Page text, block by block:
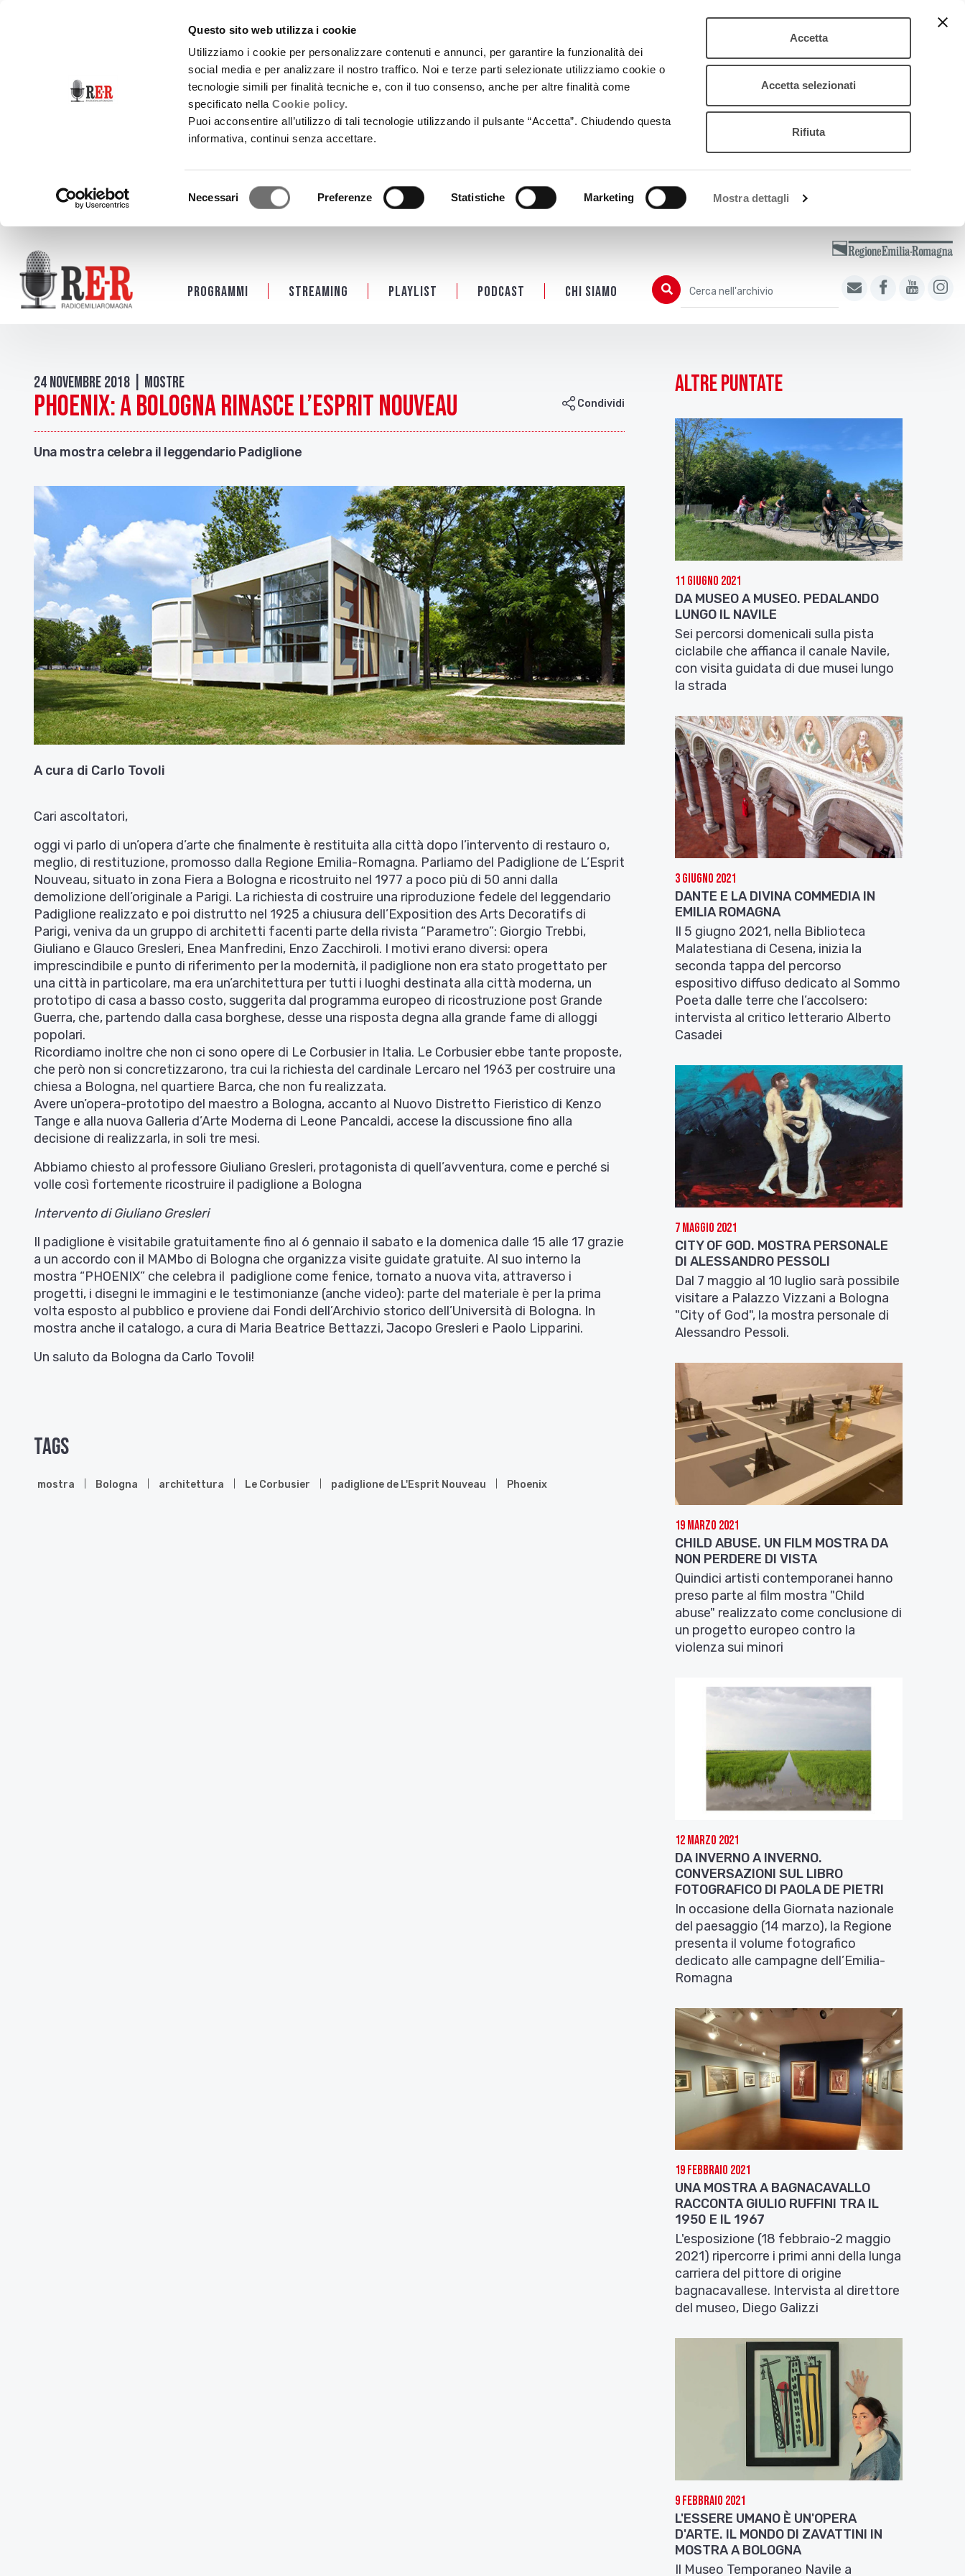
Questo sito web utilizza i cookie
Utilizziamo i cookie per personalizzare contenuti e annunci, per garantire la funzionalità dei
social media e per analizzare il nostro traffico. Noi e terze parti selezionate utilizziamo cookie o
tecnologie simili per finalità tecniche e, con il tuo consenso, anche per altre finalità come
specificato nellaCookie policy.
Puoi acconsentire all’utilizzo di tali tecnologie utilizzando il pulsante “Accetta”. Chiudendo questa
informativa, continui senza accettare.
Necessari Preferenze Statistiche Marketing Mostra dettagli
Accetta
Accetta selezionati
Rifiuta
Programmi Streaming Playlist PODCAST Chi siamo Cerca
Cerca nell'archivio
24 Novembre 2018 | Mostre
PHOENIX: a Bologna rinasce L’Esprit Nouveau Condividi
Una mostra celebra il leggendario Padiglione
A cura di Carlo Tovoli
Cari ascoltatori,
oggi vi parlo di un’opera d’arte che finalmente è restituita alla città dopo l’intervento di restauro o,
meglio, di restituzione, promosso dalla Regione Emilia-Romagna. Parliamo del Padiglione de L’Esprit
Nouveau, situato in zona Fiera a Bologna e ricostruito nel 1977 a poco più di 50 anni dalla
demolizione dell’originale a Parigi. La richiesta di costruire una riproduzione fedele del leggendario
Padiglione realizzato e poi distrutto nel 1925 a chiusura dell’Exposition des Arts Decoratifs di
Parigi, veniva da un gruppo di architetti facenti parte della rivista “Parametro”: Giorgio Trebbi,
Giuliano e Glauco Gresleri, Enea Manfredini, Enzo Zacchiroli. I motivi erano diversi: opera
imprescindibile e punto di riferimento per la modernità, il padiglione non era stato progettato per
una città in particolare, ma era un’architettura per tutti i luoghi destinata alla città moderna, un
prototipo di casa a basso costo, suggerita dal programma europeo di ricostruzione post Grande
Guerra, che, partendo dalla casa borghese, desse una risposta degna alla grande fame di alloggi
popolari.
Ricordiamo inoltre che non ci sono opere di Le Corbusier in Italia. Le Corbusier ebbe tante proposte,
che però non si concretizzarono, tra cui la richiesta del cardinale Lercaro nel 1963 per costruire una
chiesa a Bologna, nel quartiere Barca, che non fu realizzata.
Avere un’opera-prototipo del maestro a Bologna, accanto al Nuovo Distretto Fieristico di Kenzo
Tange e alla nuova Galleria d’Arte Moderna di Leone Pancaldi, accese la discussione fino alla
decisione di realizzarla, in soli tre mesi.
Abbiamo chiesto al professore Giuliano Gresleri, protagonista di quell’avventura, come e perché si
volle così fortemente ricostruire il padiglione a Bologna
Intervento di Giuliano Gresleri
Il padiglione è visitabile gratuitamente fino al 6 gennaio il sabato e la domenica dalle 15 alle 17 grazie
a un accordo con il MAMbo di Bologna che organizza visite guidate gratuite. Al suo interno la
mostra “PHOENIX” che celebra il padiglione come fenice, tornato a nuova vita, attraverso i
progetti, i disegni le immagini e le testimonianze (anche video): parte del materiale è per la prima
volta esposto al pubblico e proviene dai Fondi dell’Archivio storico dell’Università di Bologna. In
mostra anche il catalogo, a cura di Maria Beatrice Bettazzi, Jacopo Gresleri e Paolo Lipparini.
Un saluto da Bologna da Carlo Tovoli!
Tags
mostra Bologna architettura Le Corbusier padiglione de L'Esprit Nouveau Phoenix
Altre puntate
11 Giugno 2021
DA MUSEO A MUSEO. PEDALANDO
LUNGO IL NAVILE
Sei percorsi domenicali sulla pista
ciclabile che affianca il canale Navile,
con visita guidata di due musei lungo
la strada
3 Giugno 2021
DANTE E LA DIVINA COMMEDIA IN
EMILIA ROMAGNA
Il 5 giugno 2021, nella Biblioteca
Malatestiana di Cesena, inizia la
seconda tappa del percorso
espositivo diffuso dedicato al Sommo
Poeta dalle terre che l’accolsero:
intervista al critico letterario Alberto
Casadei
7 Maggio 2021
CITY OF GOD. MOSTRA PERSONALE
DI ALESSANDRO PESSOLI
Dal 7 maggio al 10 luglio sarà possibile
visitare a Palazzo Vizzani a Bologna
"City of God", la mostra personale di
Alessandro Pessoli.
19 Marzo 2021
CHILD ABUSE. UN FILM MOSTRA DA
NON PERDERE DI VISTA
Quindici artisti contemporanei hanno
preso parte al film mostra "Child
abuse" realizzato come conclusione di
un progetto europeo contro la
violenza sui minori
12 Marzo 2021
DA INVERNO A INVERNO.
CONVERSAZIONI SUL LIBRO
FOTOGRAFICO DI PAOLA DE PIETRI
In occasione della Giornata nazionale
del paesaggio (14 marzo), la Regione
presenta il volume fotografico
dedicato alle campagne dell’Emilia-
Romagna
19 Febbraio 2021
UNA MOSTRA A BAGNACAVALLO
RACCONTA GIULIO RUFFINI TRA IL
1950 E IL 1967
L'esposizione (18 febbraio-2 maggio
2021) ripercorre i primi anni della lunga
carriera del pittore di origine
bagnacavallese. Intervista al direttore
del museo, Diego Galizzi
9 Febbraio 2021
L'ESSERE UMANO È UN'OPERA
D'ARTE. IL MONDO DI ZAVATTINI IN
MOSTRA A BOLOGNA
Il Museo Temporaneo Navile a